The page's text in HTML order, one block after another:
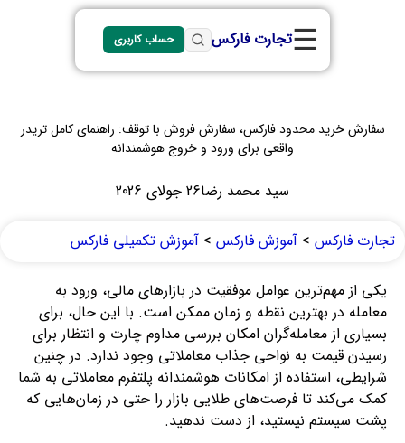
☰تجارت فارکس حساب کاربری
سفارش خرید محدود فارکس، سفارش فروش با توقف: راهنمای کامل تریدر
واقعی برای ورود و خروج هوشمندانه
سید محمد رضا26 جولای 2026
تجارت فارکس > آموزش فارکس > آموزش تکمیلی فارکس
یکی از مهم‌ترین عوامل موفقیت در بازارهای مالی، ورود به
معامله در بهترین نقطه و زمان ممکن است. با این حال، برای
بسیاری از معامله‌گران امکان بررسی مداوم چارت و انتظار برای
رسیدن قیمت به نواحی جذاب معاملاتی وجود ندارد. در چنین
شرایطی، استفاده از امکانات هوشمندانه پلتفرم معاملاتی به شما
کمک می‌کند تا فرصت‌های طلایی بازار را حتی در زمان‌هایی که
پشت سیستم نیستید، از دست ندهید.